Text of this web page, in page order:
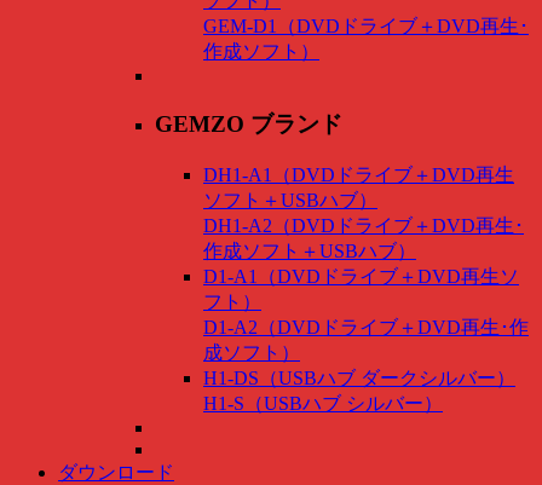
GEM-D1（DVDドライブ＋DVD再生･
作成ソフト）
GEMZO ブランド
DH1-A1（DVDドライブ＋DVD再生
ソフト＋USBハブ）
DH1-A2（DVDドライブ＋DVD再生･
作成ソフト＋USBハブ）
D1-A1（DVDドライブ＋DVD再生ソ
フト）
D1-A2（DVDドライブ＋DVD再生･作
成ソフト）
H1-DS（USBハブ ダークシルバー）
H1-S（USBハブ シルバー）
ダウンロード